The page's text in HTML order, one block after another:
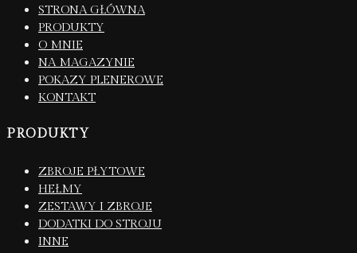
STRONA GŁÓWNA
PRODUKTY
O MNIE
NA MAGAZYNIE
POKAZY PLENEROWE
KONTAKT
PRODUKTY
ZBROJE PŁYTOWE
HEŁMY
ZESTAWY I ZBROJE
DODATKI DO STROJU
INNE